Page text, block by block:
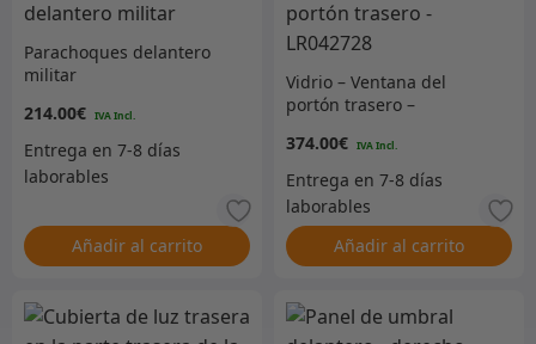
Parachoques delantero
militar
214.00€
Añadir al carrito
Vidrio – Ventana del
portón trasero –
374.00€
Añadir al carrito